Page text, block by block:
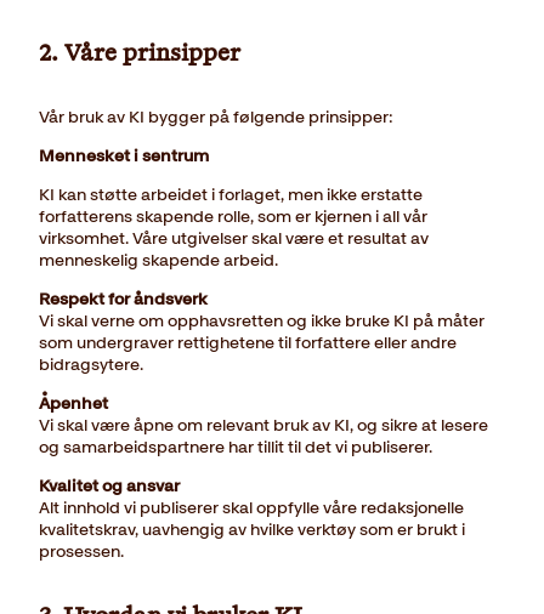
2. Våre prinsipper
Vår bruk av KI bygger på følgende prinsipper:
Mennesket i sentrum
KI kan støtte arbeidet i forlaget, men ikke erstatte
forfatterens skapende rolle, som er kjernen i all vår
virksomhet. Våre utgivelser skal være et resultat av
menneskelig skapende arbeid.
Respekt for åndsverk
Vi skal verne om opphavsretten og ikke bruke KI på måter
som undergraver rettighetene til forfattere eller andre
bidragsytere.
Åpenhet
Vi skal være åpne om relevant bruk av KI, og sikre at lesere
og samarbeidspartnere har tillit til det vi publiserer.
Kvalitet og ansvar
Alt innhold vi publiserer skal oppfylle våre redaksjonelle
kvalitetskrav, uavhengig av hvilke verktøy som er brukt i
prosessen.